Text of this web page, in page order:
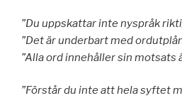
”Du uppskattar inte nyspråk
”Det är underbart med
”Alla ord innehåller sin motsats
”Förstår du inte att hela syftet